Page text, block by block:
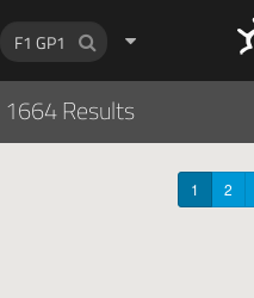
1664 Results
1 2